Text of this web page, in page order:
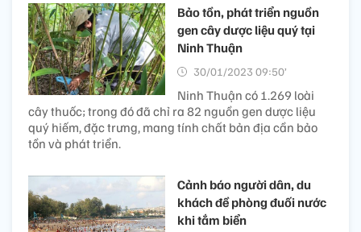
Bảo tồn, phát triển nguồn
gen cây dược liệu quý tại
Ninh Thuận
30/01/2023 09:50’
Ninh Thuận có 1.269 loài
cây thuốc; trong đó đã chỉ ra 82 nguồn gen dược liệu
quý hiếm, đặc trưng, mang tính chất bản địa cần bảo
tồn và phát triển.
Cảnh báo người dân, du
khách đề phòng đuối nước
khi tắm biển